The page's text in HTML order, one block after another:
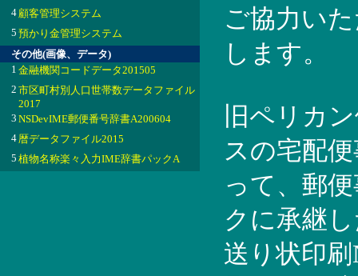
4顧客管理システム
5 預かり金管理システム
その他(画像、データ)
1 金融機関コードデータ201505
2 市区町村別人口世帯数データファイル
2017
3 NSDevIME郵便番号辞書A200604
4暦データファイル2015
5 植物名称楽々入力IME辞書パックA
ご協力い
します。
旧ペリカ
スの宅配
って、郵
クに承継
送り状印